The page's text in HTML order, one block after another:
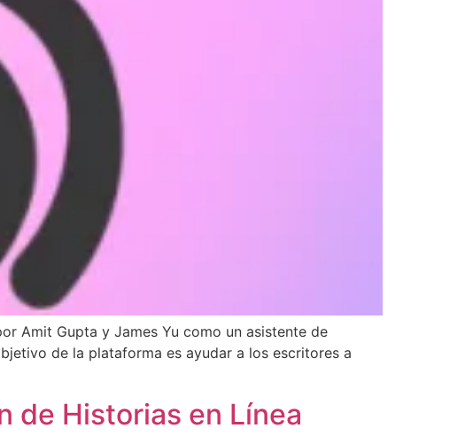
Amit Gupta y James Yu como un asistente de
de la plataforma es ayudar a los escritores a
de Historias en Línea